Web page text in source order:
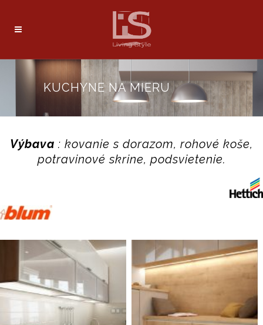
KUCHYNE NA MIERU
Výbava : kovanie s dorazom, rohové koše,
potravinové skrine, podsvietenie.